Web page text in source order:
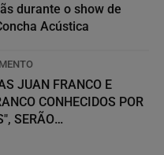
durante o show de
Acústica
JUAN FRANCO E
CONHECIDOS POR
SERÃO